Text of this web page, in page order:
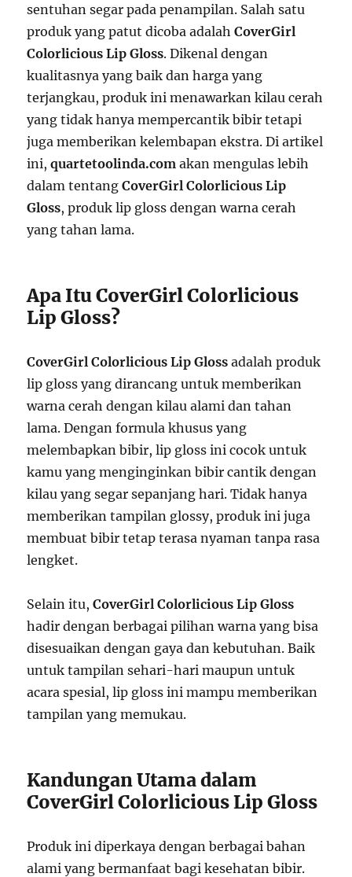
sentuhan segar pada penampilan. Salah satu
produk yang patut dicoba adalahCoverGirl
Colorlicious Lip Gloss. Dikenal dengan
kualitasnya yang baik dan harga yang
terjangkau, produk ini menawarkan kilau cerah
yang tidak hanya mempercantik bibir tetapi
juga memberikan kelembapan ekstra. Di artikel
ini,quartetoolinda.com akan mengulas lebih
dalam tentangCoverGirl Colorlicious Lip
Gloss, produk lip gloss dengan warna cerah
yang tahan lama.
Apa Itu CoverGirl Colorlicious
Lip Gloss?
CoverGirl Colorlicious Lip Gloss adalah produk
lip gloss yang dirancang untuk memberikan
warna cerah dengan kilau alami dan tahan
lama. Dengan formula khusus yang
melembapkan bibir, lip gloss ini cocok untuk
kamu yang menginginkan bibir cantik dengan
kilau yang segar sepanjang hari. Tidak hanya
memberikan tampilan glossy, produk ini juga
membuat bibir tetap terasa nyaman tanpa rasa
lengket.
Selain itu,CoverGirl Colorlicious Lip Gloss
hadir dengan berbagai pilihan warna yang bisa
disesuaikan dengan gaya dan kebutuhan. Baik
untuk tampilan sehari-hari maupun untuk
acara spesial, lip gloss ini mampu memberikan
tampilan yang memukau.
Kandungan Utama dalam
CoverGirl Colorlicious Lip Gloss
Produk ini diperkaya dengan berbagai bahan
alami yang bermanfaat bagi kesehatan bibir.